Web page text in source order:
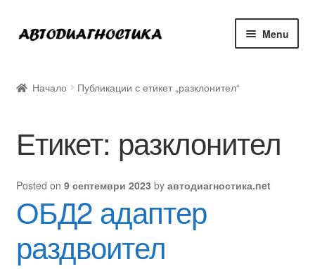
Skip
to
Skip
to
Menu
За нас
Контакт
Начало Публикации с етикет „разклонител“
Етикет: разклонител
Posted on 9 септември 2023 by автодиагностика.net
ОБД2 адаптер
раздвоител